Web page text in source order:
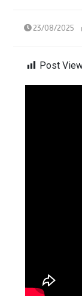
23/08/2025
Post